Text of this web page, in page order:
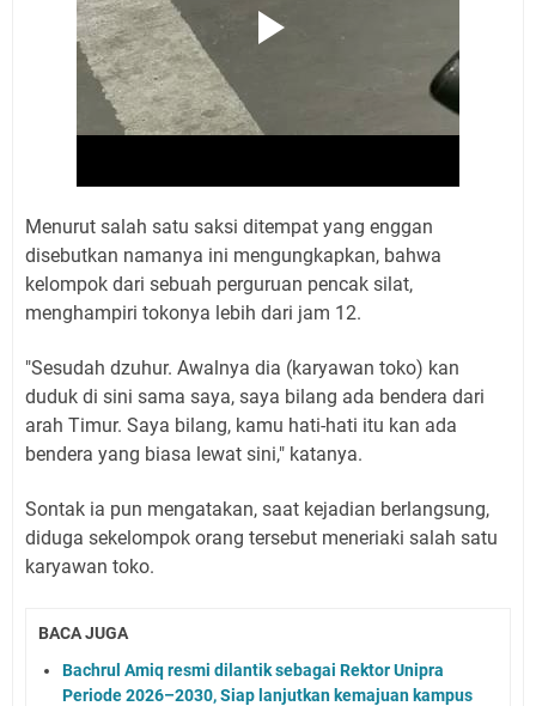
Menurut salah satu saksi ditempat yang enggan
disebutkan namanya ini mengungkapkan, bahwa
kelompok dari sebuah perguruan pencak silat,
menghampiri tokonya lebih dari jam 12.
"Sesudah dzuhur. Awalnya dia (karyawan toko) kan
duduk di sini sama saya, saya bilang ada bendera dari
arah Timur. Saya bilang, kamu hati-hati itu kan ada
bendera yang biasa lewat sini," katanya.
Sontak ia pun mengatakan, saat kejadian berlangsung,
diduga sekelompok orang tersebut meneriaki salah satu
karyawan toko.
BACA JUGA
Bachrul Amiq resmi dilantik sebagai Rektor Unipra
Periode 2026–2030, Siap lanjutkan kemajuan kampus